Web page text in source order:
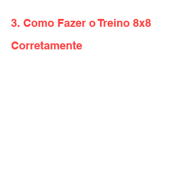
3. Como Fazer o Treino 8x8
Corretamente